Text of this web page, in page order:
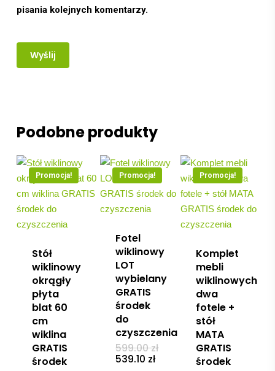
pisania kolejnych komentarzy.
Podobne produkty
Promocja!
Stół
wiklinowy
okrągły
płyta
blat 60
cm
wiklina
GRATIS
środek
Promocja!
Fotel
wiklinowy
LOT
wybielany
GRATIS
środek
do
czyszczenia
599.00złPierwotna
wynosiła:
539.10 złAktualna
Promocja!
Komplet
mebli
wiklinowych
dwa
fotele +
stół
MATA
GRATIS
środek